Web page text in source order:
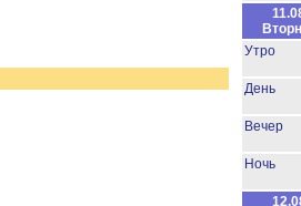
Утро
День
Вечер
Ночь